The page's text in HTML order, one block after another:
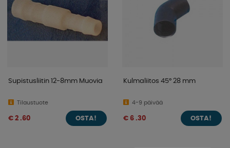
Supistusliitin 12-8mm Muovia
Tilaustuote
€ 2 .60 OSTA!
Kulmaliitos 45° 28 mm
4-9 päivää
€ 6 .30 OSTA!